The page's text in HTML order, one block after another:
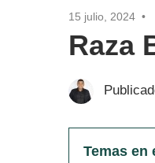
15 julio, 2024
Raza
Temas en